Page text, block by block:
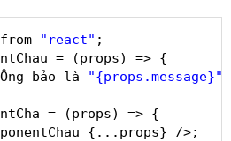
"react" ;
= (props) => {
bảo là "{props.message}"
= (props) => {
{...props} />;